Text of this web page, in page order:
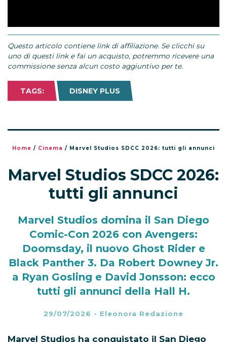
Questo articolo contiene link di affiliazione. Se clicchi su
uno di questi link e fai un acquisto, potremmo ricevere una
commissione senza alcun costo aggiuntivo per te.
TAGS: DISNEY PLUS
Home / Cinema / Marvel Studios SDCC 2026: tutti gli annunci
Marvel Studios SDCC 2026:
tutti gli annunci
Marvel Studios domina il San Diego
Comic-Con 2026 con Avengers:
Doomsday, il nuovo Ghost Rider e
Black Panther 3. Da Robert Downey Jr.
a Ryan Gosling e David Jonsson: ecco
tutti gli annunci della Hall H.
29/07/2026 - Eleonora Redazione
Marvel Studios ha conquistato il San Diego